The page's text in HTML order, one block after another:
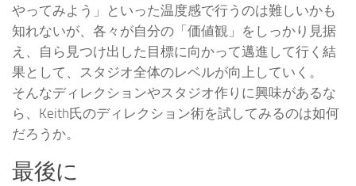
やってみよう」といった温度感で行うのは難しいかも
知れないが、各々が自分の「価値観」をしっかり見据
え、自ら見つけ出した目標に向かって邁進して行く結
果として、スタジオ全体のレベルが向上していく。
そんなディレクションやスタジオ作りに興味があるな
ら、Keith氏のディレクション術を試してみるのは如何
だろうか。
最後に